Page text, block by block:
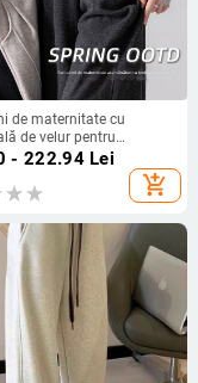
de maternitate cu
de velur pentru
2025, croială lejeră,
casual, stil banana
- 222.94Lei
add_shopping_cart